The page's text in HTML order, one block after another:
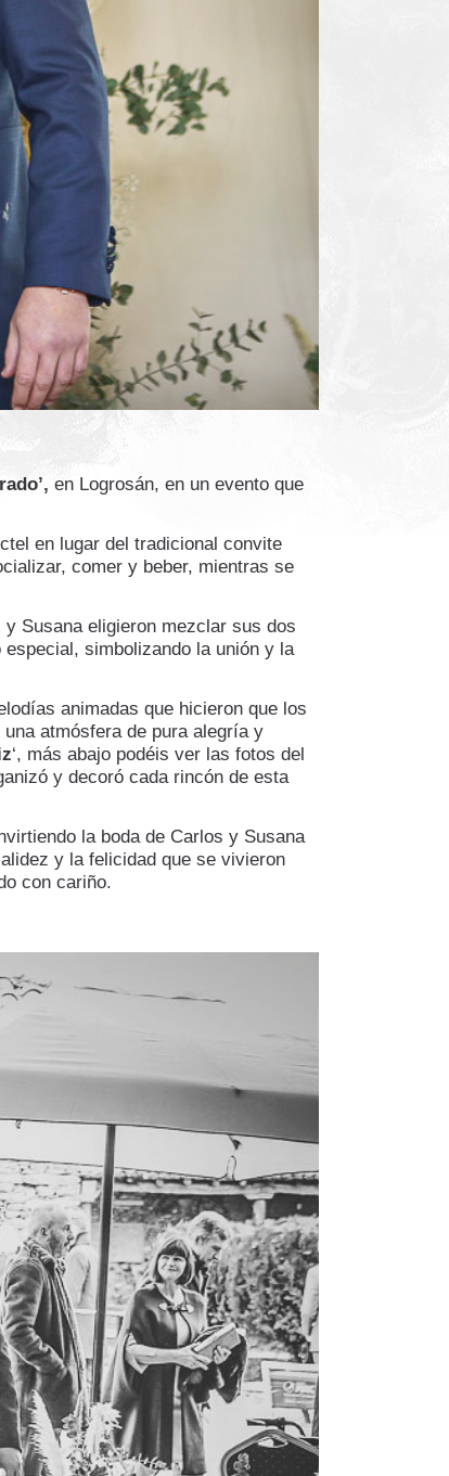
en Logrosán, en un evento que
en lugar del tradicional convite
comer y beber, mientras se
Susana eligieron mezclar sus dos
simbolizando la unión y la
animadas que hicieron que los
atmósfera de pura alegría y
‘, más abajo podéis ver las fotos del
y decoró cada rincón de esta
la boda de Carlos y Susana
y la felicidad que se vivieron
con cariño.